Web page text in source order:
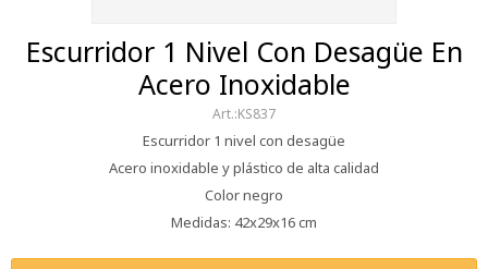
Escurridor 1 Nivel Con Desagüe En
Acero Inoxidable
KS837
Escurridor 1 nivel con desagüe
Acero inoxidable y plástico de alta calidad
Color negro
Medidas: 42x29x16 cm